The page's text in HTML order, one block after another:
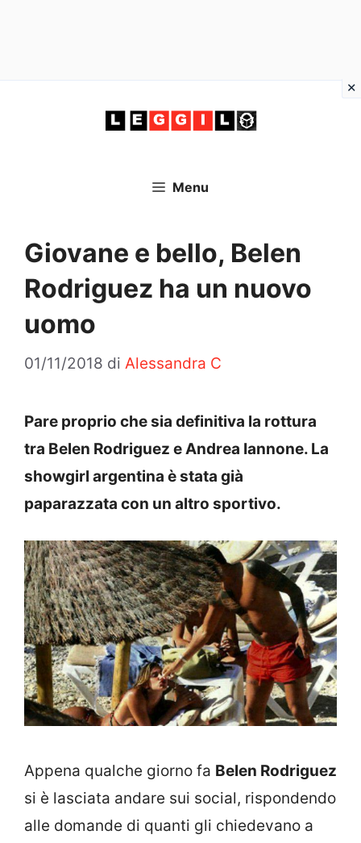
Menu
Giovane e bello, Belen
Rodriguez ha un nuovo
uomo
01/11/2018 di Alessandra C
Pare proprio che sia definitiva la rottura
tra Belen Rodriguez e Andrea Iannone. La
showgirl argentina è stata già
paparazzata con un altro sportivo.
Appena qualche giorno fa Belen Rodriguez
si è lasciata andare sui social, rispondendo
alle domande di quanti gli chiedevano a